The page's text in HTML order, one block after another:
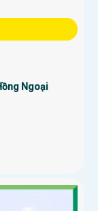
Ngoại